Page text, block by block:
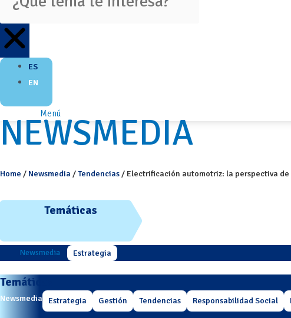
ES
EN
Menú
NEWSMEDIA
Home / Newsmedia /Tendencias / Electrificación automotriz: la perspectiva
Temáticas
Newsmedia Estrategia
Temáticas
Newsmedia Estrategia Gestión Tendencias Responsabilidad Social